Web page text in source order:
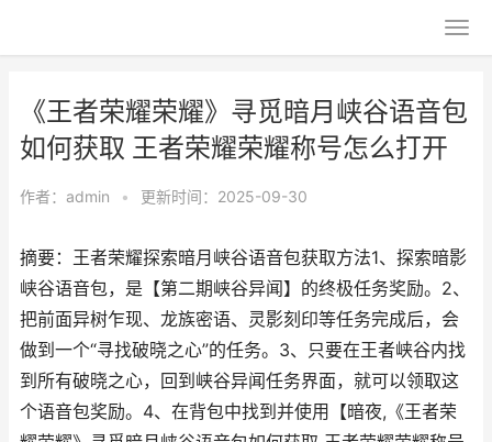
《王者荣耀荣耀》寻觅暗月峡谷语音包
如何获取 王者荣耀荣耀称号怎么打开
作者： admin • 更新时间：2025-09-30
摘要：王者荣耀探索暗月峡谷语音包获取方法1、探索暗影
峡谷语音包，是【第二期峡谷异闻】的终极任务奖励。2、
把前面异树乍现、龙族密语、灵影刻印等任务完成后，会
做到一个“寻找破晓之心”的任务。3、只要在王者峡谷内找
到所有破晓之心，回到峡谷异闻任务界面，就可以领取这
个语音包奖励。4、在背包中找到并使用【暗夜,《王者荣